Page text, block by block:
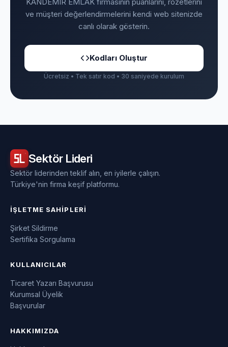
ve müşteri değerlendirmelerini kendi web sitenizde
canlı olarak gösterin.
Kodları Oluştur
Ücretsiz • Tek satır kod • 30 saniyede kurulum
Sektör Lideri
Sektör liderinden teklif alın, en iyilerle çalışın.
Türkiye'nin firma keşif platformu.
İŞLETME SAHIPLERI
Şirket Sildirme
Sertifika Sorgulama
KULLANICILAR
Ticaret Yazarı Başvurusu
Kurumsal Üyelik
Başvurular
HAKKIMIZDA